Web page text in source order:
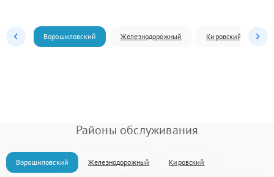
Ворошиловский Железнодорожный Кировский
Районы обслуживания
Ворошиловский Железнодорожный Кировский